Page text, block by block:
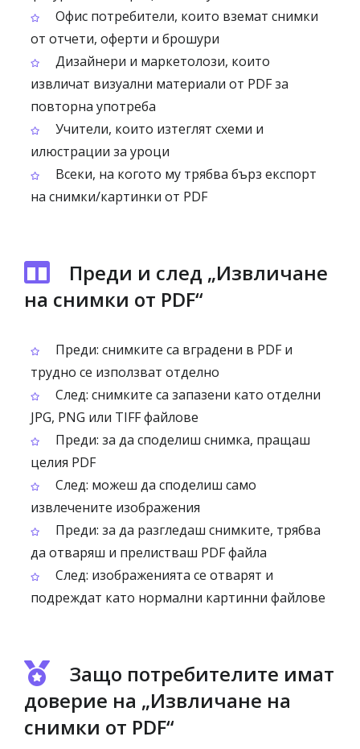
Офис потребители, които вземат снимки
от отчети, оферти и брошури
Дизайнери и маркетолози, които
извличат визуални материали от PDF за
повторна употреба
Учители, които изтеглят схеми и
илюстрации за уроци
Всеки, на когото му трябва бърз експорт
на снимки/картинки от PDF
Преди и след „Извличане
на снимки от PDF“
Преди: снимките са вградени в PDF и
трудно се използват отделно
След: снимките са запазени като отделни
JPG, PNG или TIFF файлове
Преди: за да споделиш снимка, пращаш
целия PDF
След: можеш да споделиш само
извлечените изображения
Преди: за да разгледаш снимките, трябва
да отваряш и прелиствaш PDF файла
След: изображенията се отварят и
подреждат като нормални картинни файлове
Защо потребителите имат
доверие на „Извличане на
снимки от PDF“